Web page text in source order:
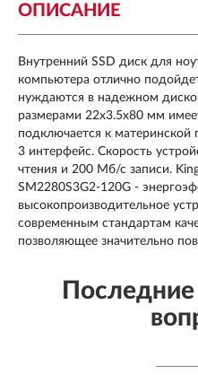
ОПИСАНИЕ
Внутренний SSD диск для
компьютера отлично
нуждаются в надежном
размерами 22x3.5x80 мм
подключается к
3 интерфейс. Скорость
чтения и 200 Мб/с записи.
SM2280S3G2-120G -
высокопроизводительное
современным стандартам
позволяющее значительно